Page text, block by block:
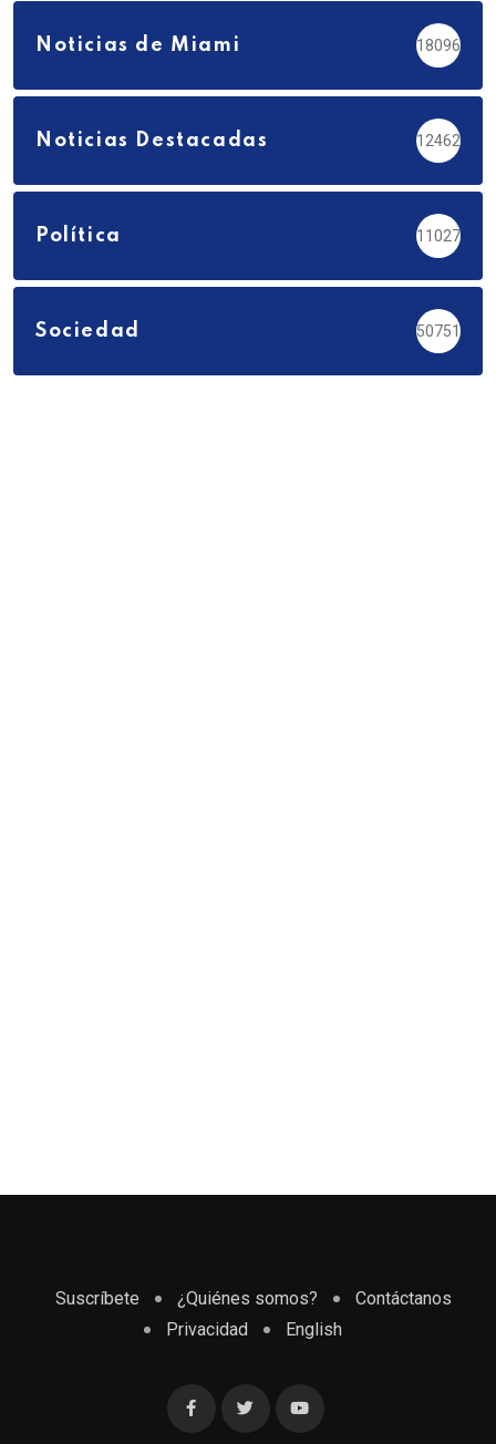
Noticias de Miami 18096
Noticias Destacadas 12462
Política 11027
Sociedad 50751
Suscríbete ¿Quiénes somos?
Contáctanos
Privacidad
English